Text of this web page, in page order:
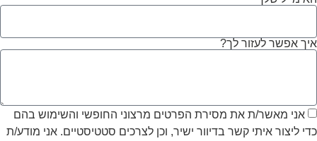
איך אפשר לעזור לך?
אני מאשר/ת את מסירת הפרטים מרצוני החופשי והשימוש בהם
כדי ליצור איתי קשר בדיוור ישיר, וכן לצרכים סטטיסטיים. אני מודע/ת